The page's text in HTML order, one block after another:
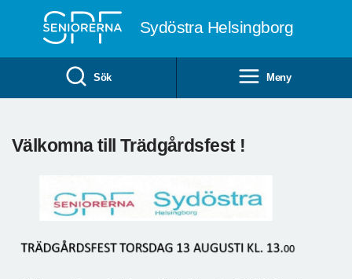
Sydöstra Helsingborg
Sök Meny
Välkomna till Trädgårdsfest !